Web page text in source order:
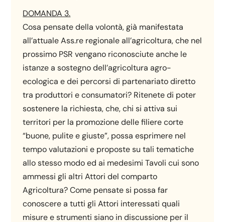
DOMANDA 3.
Cosa pensate della volontà, già manifestata
all’attuale Ass.re regionale all’agricoltura, che nel
prossimo PSR vengano riconosciute anche le
istanze a sostegno dell’agricoltura agro-
ecologica e dei percorsi di partenariato diretto
tra produttori e consumatori? Ritenete di poter
sostenere la richiesta, che, chi si attiva sui
territori per la promozione delle filiere corte
“buone, pulite e giuste”, possa esprimere nel
tempo valutazioni e proposte su tali tematiche
allo stesso modo ed ai medesimi Tavoli cui sono
ammessi gli altri Attori del comparto
Agricoltura? Come pensate si possa far
conoscere a tutti gli Attori interessati quali
misure e strumenti siano in discussione per il